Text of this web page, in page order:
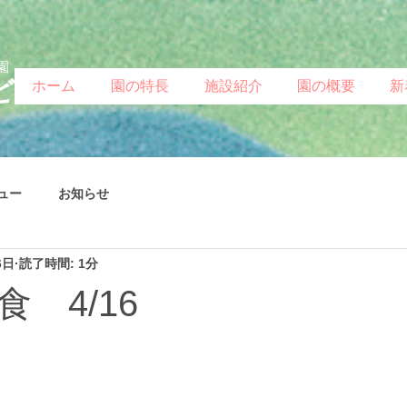
ホーム 園の特長 施設紹介 園の概要
ー お知らせ
4/16
読了時間: 1分